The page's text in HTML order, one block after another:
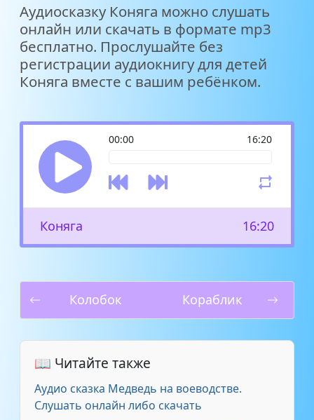
Аудиосказку Коняга можно слушать
онлайн или скачать в формате mp3
бесплатно. Прослушайте без
регистрации аудиокнигу для детей
Коняга вместе с вашим ребёнком.
00:00 16:20
Коняга 16:20
Колобок Кораблик
📖 Читайте также
Аудио сказка Медведь на воеводстве.
Слушать онлайн либо скачать